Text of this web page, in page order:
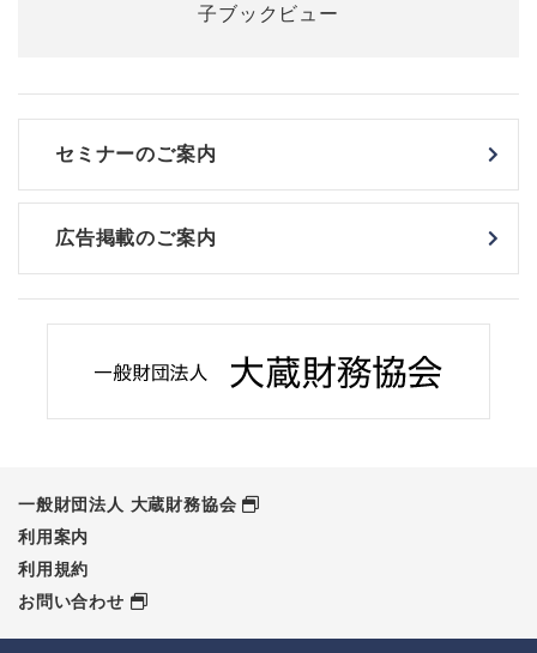
セミナーのご案内
広告掲載のご案内
一般財団法人 大蔵財務協会
利用案内
利用規約
お問い合わせ